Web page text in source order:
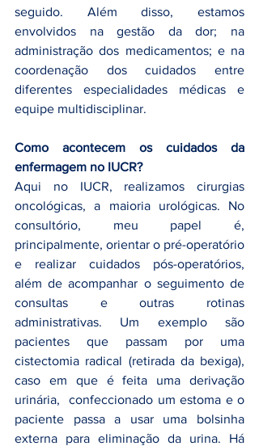
seguido. Além disso, estamos
envolvidos na gestão da dor; na
administração dos medicamentos; e na
coordenação dos cuidados entre
diferentes especialidades médicas e
equipe multidisciplinar.
Como acontecem os cuidados da
enfermagem no IUCR?
Aqui no IUCR, realizamos cirurgias
oncológicas, a maioria urológicas. No
consultório, meu papel é,
principalmente, orientar o pré-operatório
e realizar cuidados pós-operatórios,
além de acompanhar o seguimento de
consultas e outras rotinas
administrativas. Um exemplo são
pacientes que passam por uma
cistectomia radical (retirada da bexiga),
caso em que é feita uma derivação
urinária,  confeccionado um estoma e o
paciente passa a usar uma bolsinha
externa para eliminação da urina. Há